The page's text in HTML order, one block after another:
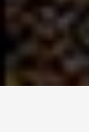
ꦔꦤ꧀ꦧꦤ꧀ꦠꦸꦭ꧀ꦪꦺꦴꦒ꧀ꦚꦏꦂꦠ
Bintaran Wetan 06
Daerah Istimewa